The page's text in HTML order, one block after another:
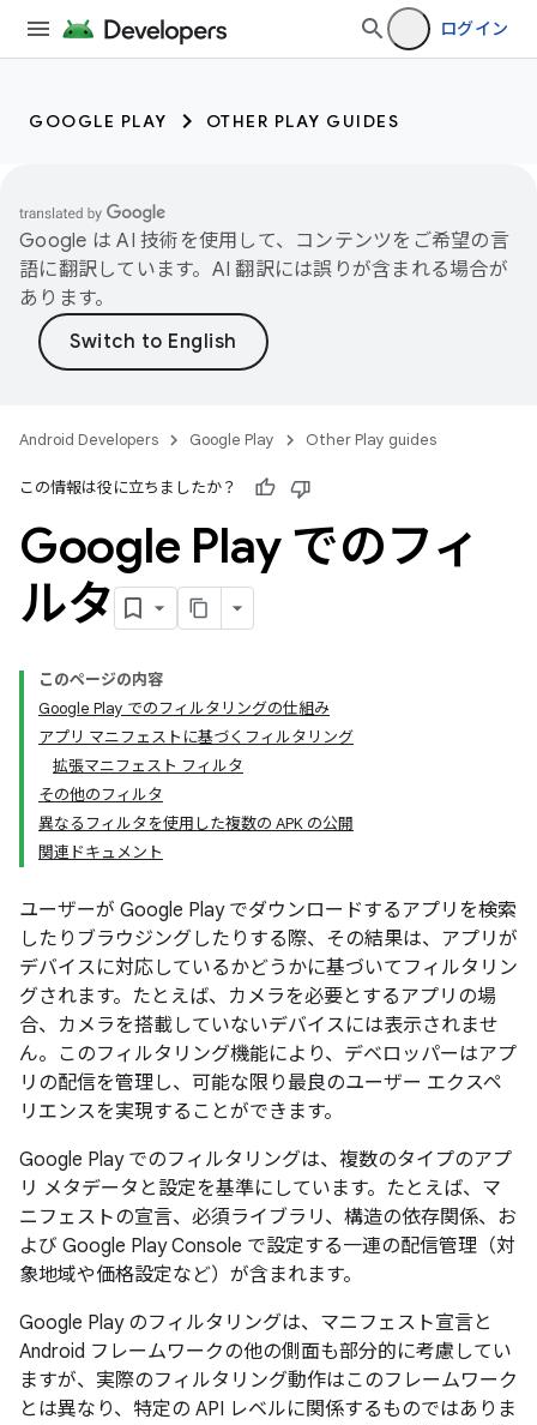
ログイン
GOOGLE PLAY OTHER PLAY GUIDES
Google は AI 技術を使用して、コンテンツをご希望の言
語に翻訳しています。AI 翻訳には誤りが含まれる場合が
あります。
Android Developers Google Play Other Play guides
この情報は役に立ちましたか？
Google Play でのフィ
ルタ
このページの内容
Google Play でのフィルタリングの仕組み
アプリ マニフェストに基づくフィルタリング
拡張マニフェスト フィルタ
その他のフィルタ
異なるフィルタを使用した複数の APK の公開
関連ドキュメント
ユーザーが Google Play でダウンロードするアプリを検索
したりブラウジングしたりする際、その結果は、アプリが
デバイスに対応しているかどうかに基づいてフィルタリン
グされます。たとえば、カメラを必要とするアプリの場
合、カメラを搭載していないデバイスには表示されませ
ん。このフィルタリング機能により、デベロッパーはアプ
リの配信を管理し、可能な限り最良のユーザー エクスペ
リエンスを実現することができます。
Google Play でのフィルタリングは、複数のタイプのアプ
リ メタデータと設定を基準にしています。たとえば、マ
ニフェストの宣言、必須ライブラリ、構造の依存関係、お
よび Google Play Console で設定する一連の配信管理（対
象地域や価格設定など）が含まれます。
Google Play のフィルタリングは、マニフェスト宣言と
Android フレームワークの他の側面も部分的に考慮してい
ますが、実際のフィルタリング動作はこのフレームワーク
とは異なり、特定の API レベルに関係するものではありま